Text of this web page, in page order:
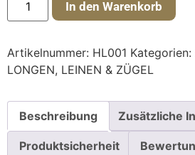
In den Warenkorb
Artikelnummer: HL001 Kategorien:
LONGEN, LEINEN & ZÜGEL
Beschreibung Zusätzliche
Produktsicherheit